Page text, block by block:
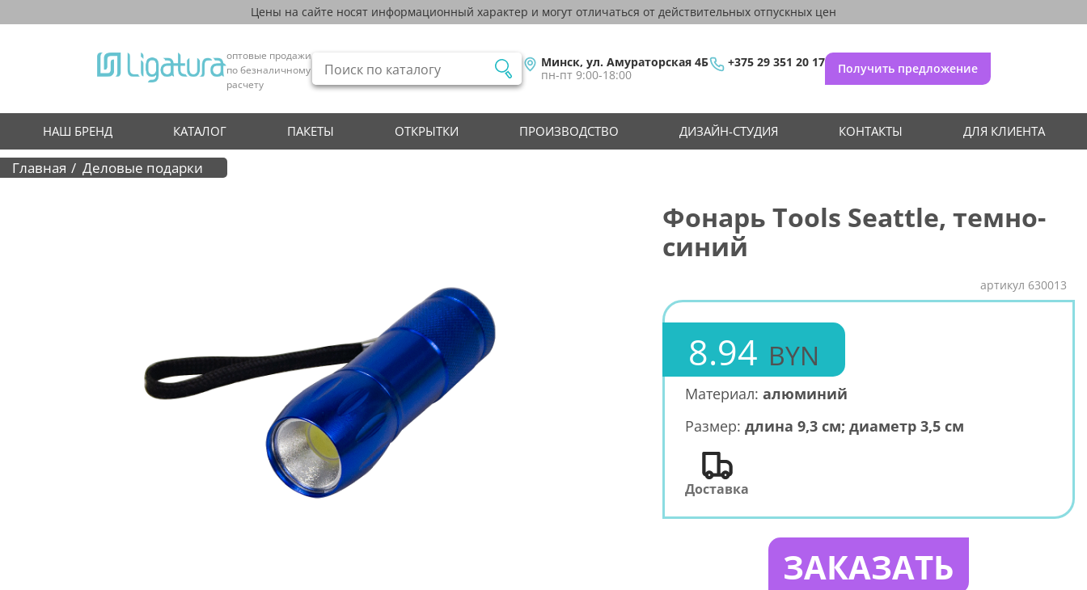
Цены на сайте носят информационный характер и могут отличаться от действительных отпускных цен
оптовые продажи
по безналичному
расчету
Минск, ул. Амураторская 4Б
пн-пт 9:00-18:00
+375 29 351 20 17 Получить предложение
НАШ БРЕНД КАТАЛОГ ПАКЕТЫ ОТКРЫТКИ ПРОИЗВОДСТВО ДИЗАЙН-СТУДИЯ КОНТАКТЫ ДЛЯ КЛИЕНТА
Главная Деловые подарки
Фонарь Tools Seattle, темно-
синий
артикул 630013
8.94 BYN
Материал: алюминий
Размер: длина 9,3 см; диаметр 3,5 см
Доставка
ЗАКАЗАТЬ